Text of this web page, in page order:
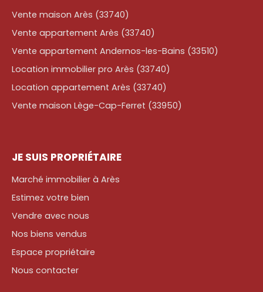
Vente maison Arès (33740)
Vente appartement Arès (33740)
Vente appartement Andernos-les-Bains (33510)
Location immobilier pro Arès (33740)
Location appartement Arès (33740)
Vente maison Lège-Cap-Ferret (33950)
JE SUIS PROPRIÉTAIRE
Marché immobilier à Arès
Estimez votre bien
Vendre avec nous
Nos biens vendus
Espace propriétaire
Nous contacter